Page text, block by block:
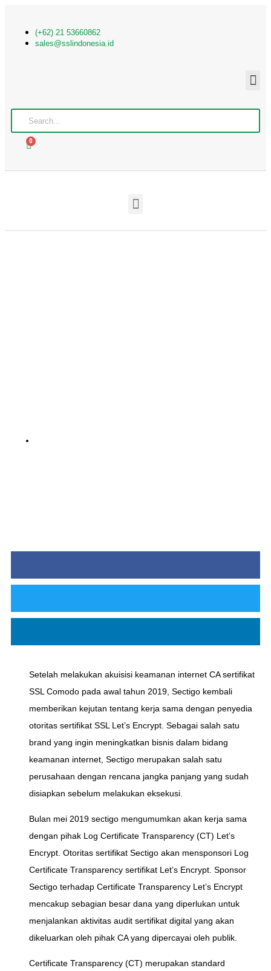
(+62) 21 53660862
sales@sslindonesia.id
0
Setelah melakukan akuisisi keamanan internet CA sertifikat
SSL Comodo pada awal tahun 2019, Sectigo kembali
memberikan kejutan tentang kerja sama dengan penyedia
otoritas sertifikat SSL Let’s Encrypt. Sebagai salah satu
brand yang ingin meningkatkan bisnis dalam bidang
keamanan internet, Sectigo merupakan salah satu
perusahaan dengan rencana jangka panjang yang sudah
disiapkan sebelum melakukan eksekusi.
Bulan mei 2019 sectigo mengumumkan akan kerja sama
dengan pihak Log Certificate Transparency (CT) Let’s
Encrypt. Otoritas sertifikat Sectigo akan mensponsori Log
Certificate Transparency sertifikat Let’s Encrypt. Sponsor
Sectigo terhadap Certificate Transparency Let’s Encrypt
mencakup sebagian besar dana yang diperlukan untuk
menjalankan aktivitas audit sertifikat digital yang akan
dikeluarkan oleh pihak CA yang dipercayai oleh publik.
Certificate Transparency (CT) merupakan standard